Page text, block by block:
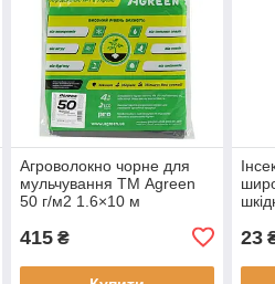
Агроволокно чорне для
мульчування ТМ Agreen
50 г/м2 1.6×10 м
415₴ 23